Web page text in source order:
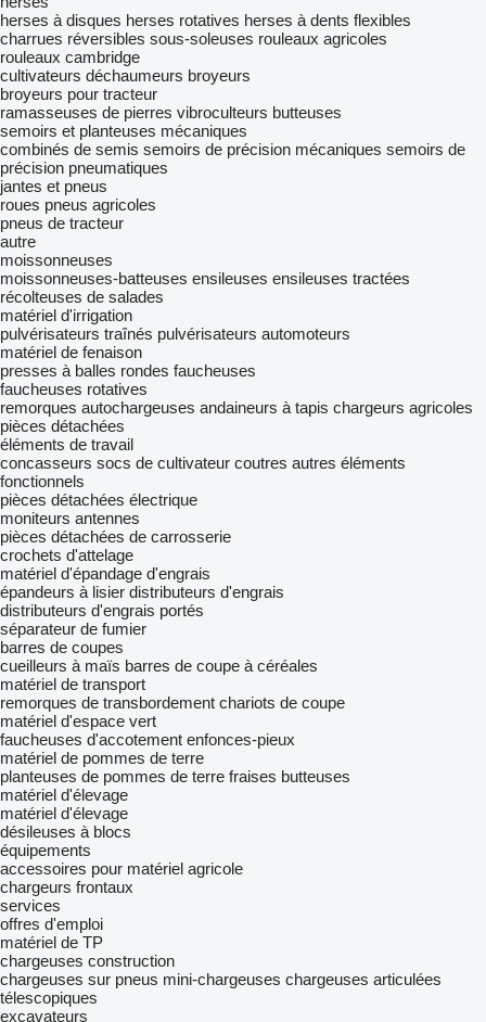
herses à disques herses rotatives herses à dents flexibles
charrues réversibles sous-soleuses rouleaux agricoles
rouleaux cambridge
cultivateurs déchaumeurs broyeurs
broyeurs pour tracteur
ramasseuses de pierres vibroculteurs butteuses
semoirs et planteuses mécaniques
combinés de semis semoirs de précision mécaniques semoirs de
précision pneumatiques
jantes et pneus
roues pneus agricoles
pneus de tracteur
autre
moissonneuses
moissonneuses-batteuses ensileuses ensileuses tractées
récolteuses de salades
matériel d'irrigation
pulvérisateurs traînés pulvérisateurs automoteurs
matériel de fenaison
presses à balles rondes faucheuses
faucheuses rotatives
remorques autochargeuses andaineurs à tapis chargeurs agricoles
pièces détachées
éléments de travail
concasseurs socs de cultivateur coutres autres éléments
fonctionnels
pièces détachées électrique
moniteurs antennes
pièces détachées de carrosserie
crochets d'attelage
matériel d'épandage d'engrais
épandeurs à lisier distributeurs d'engrais
distributeurs d'engrais portés
séparateur de fumier
barres de coupes
cueilleurs à maïs barres de coupe à céréales
matériel de transport
remorques de transbordement chariots de coupe
matériel d'espace vert
faucheuses d'accotement enfonces-pieux
matériel de pommes de terre
planteuses de pommes de terre fraises butteuses
matériel d'élevage
matériel d'élevage
désileuses à blocs
équipements
accessoires pour matériel agricole
chargeurs frontaux
services
offres d'emploi
matériel de TP
chargeuses construction
chargeuses sur pneus mini-chargeuses chargeuses articulées
télescopiques
excavateurs